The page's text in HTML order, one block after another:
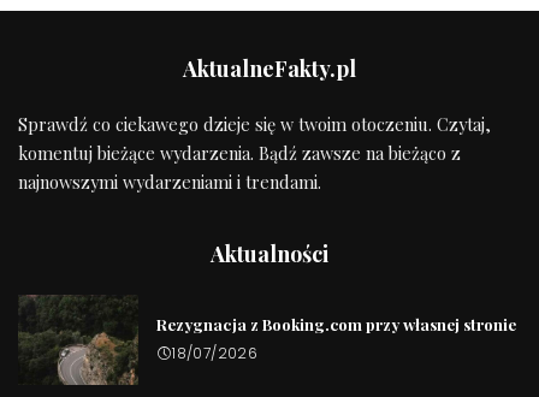
AktualneFakty.pl
Sprawdź co ciekawego dzieje się w twoim otoczeniu. Czytaj,
komentuj bieżące wydarzenia. Bądź zawsze na bieżąco z
najnowszymi wydarzeniami i trendami.
Aktualności
Rezygnacja z Booking.com przy własnej stronie
18/07/2026